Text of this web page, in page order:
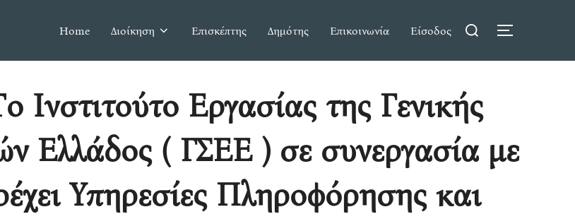
Home Διοίκηση Επισκέπτης Δημότης Επικοινωνία Είσοδος
Search
TOGGLE
Εργασίας της Γενικής
Ελλάδος ( ΓΣΕΕ ) σε συνεργασία με
Υπηρεσίες Πληροφόρησης και